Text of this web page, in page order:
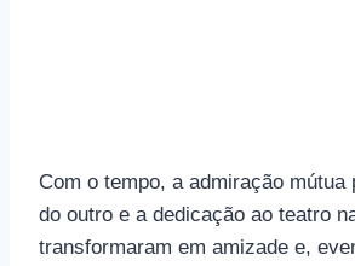
Com o tempo, a admiração mútua
do outro e a dedicação ao teatro
transformaram em amizade e,